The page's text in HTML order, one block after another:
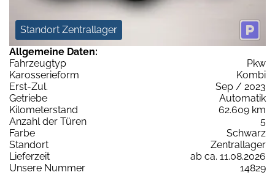
Standort Zentrallager
Allgemeine Daten:
Fahrzeugtyp
Pkw
Karosserieform
Kombi
Erst-Zul.
Sep / 2023
Getriebe
Automatik
Kilometerstand
62.609 km
Anzahl der Türen
5
Farbe
Schwarz
Standort
Zentrallager
Lieferzeit
ab ca. 11.08.2026
Unsere Nummer
14829